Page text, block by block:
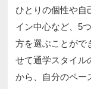
ひとりの個性や自
イン中心など、5
方を選ぶことがで
せて通学スタイル
から、自分のペー